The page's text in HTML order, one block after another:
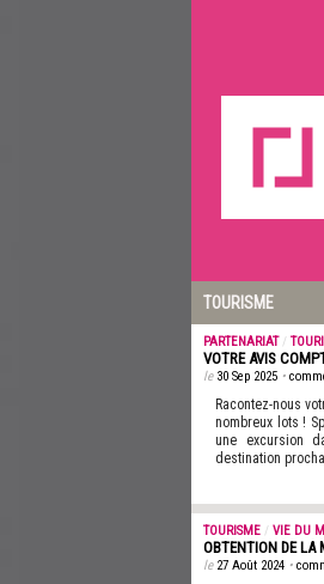
TOURISME
PARTENARIAT/
VOTRE AVIS
le 30 Sep 2025 •
Racontez-nous
nombreux lots !
une excursion
destination
TOURISME / VIE DU
OBTENTION DE LA
le 27 Août 2024 •